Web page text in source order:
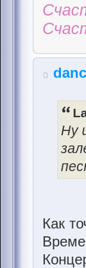
Ну
Как